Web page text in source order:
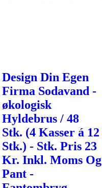
Design Din Egen
Firma Sodavand -
økologisk
Hyldebrus / 48
Stk. (4 Kasser á 12
Stk.) - Stk. Pris 23
Kr. Inkl. Moms Og
Pant -